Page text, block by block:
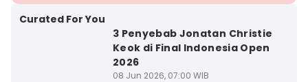
Curated For You
3 Penyebab Jonatan Christie
Keok di Final Indonesia Open
2026
08 Jun 2026, 07:00 WIB